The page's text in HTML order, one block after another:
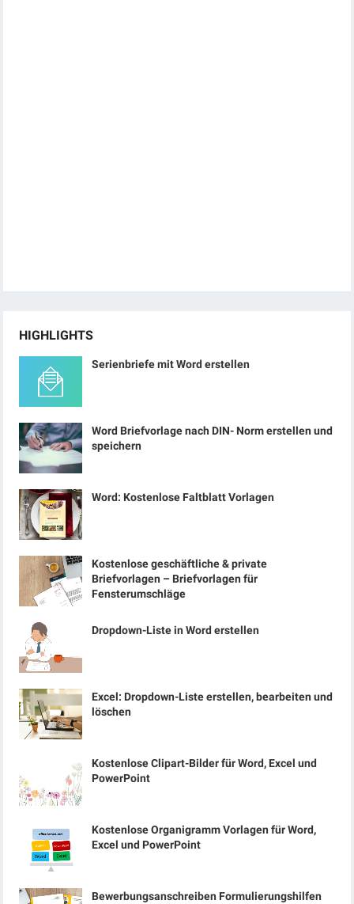
HIGHLIGHTS
Serienbriefe mit Word erstellen
Word Briefvorlage nach DIN- Norm erstellen und
speichern
Word: Kostenlose Faltblatt Vorlagen
Kostenlose geschäftliche & private
Briefvorlagen – Briefvorlagen für
Fensterumschläge
Dropdown-Liste in Word erstellen
Excel: Dropdown-Liste erstellen, bearbeiten und
löschen
Kostenlose Clipart-Bilder für Word, Excel und
PowerPoint
Kostenlose Organigramm Vorlagen für Word,
Excel und PowerPoint
Bewerbungsanschreiben Formulierungshilfen